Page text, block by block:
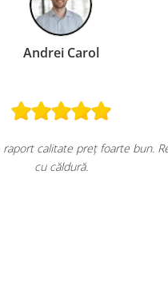
Ion -
Produs excelent, util, usor de